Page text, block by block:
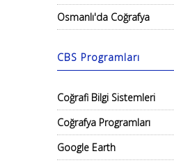
Osmanlı'da Coğrafya
CBS Programları
Coğrafi Bilgi Sistemleri
Coğrafya Programları
Google Earth